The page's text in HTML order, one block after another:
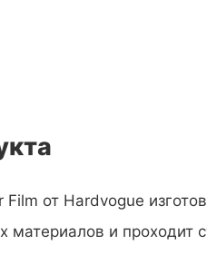
от Hardvogue
материалов и проходит